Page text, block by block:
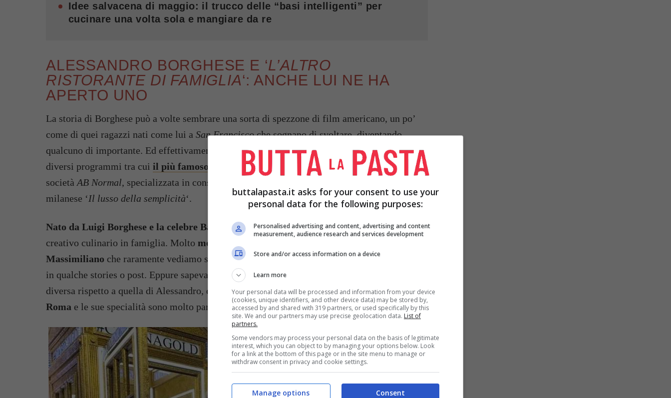
Idee salvacena di maggio: il trucco delle “basi intelligenti” per
cucinare una volta sola e mangiare da re
ALESSANDRO BORGHESE E ‘L’ALTRO
RISTORANTE DI FAMIGLIA‘: ANCHE LUI NE HA
APERTO UNO
La storia di Borghese può a volte sembrare una sorta di spezzone di film americano, un po’
come di quei ragazzi nati come lui a San Franciscoche sognano di svoltare, diventando
qualcuno di importante. Ed effettivamente lui di soddisfazioni ne ha avute, ha condotto
diversi programmi tra cui il più famoso Quattro Ristoranti
, ma è anche fondatore della
società AB Normal, specializzata in consulenze di ristorazione e proprietario del ristorante
milanese ‘Il lusso della semplicità‘.
Nato da Luigi Borghese e la celebre Barbara Bouchet, non è il solo ad avere l’estro
creativo culinario in famiglia. Molto meno conosciuto di lui è infatti l’altro fratello,
Massimiliano che raramente vediamo spuntare come un funghetto sul suo profilo Instagram
in qualche stories o post. Eppure sapevate che proprio Max ha una sua attività? Decisamente
diversa rispetto a quella di Alessandro, difattiè proprietario di una pizzeria nel cuore di
Roma e le sue specialità sono molto particolari.
buttalapasta.it asks for your consent to use your
personal data for the following purposes:
Personalised advertising and content, advertising and content
measurement, audience research and services development
Store and/or access information on a device
Learn more
Your personal data will be processed and information from your device
(cookies, unique identifiers, and other device data) may be stored by,
accessed by and shared with 319 partners, or used specifically by this
site. We and our partners may use precise geolocation data. List of
partners.
Some vendors may process your personal data on the basis of legitimate
interest, which you can object to by managing your options below. Look
for a link at the bottom of this page or in the site menu to manage or
withdraw consent in privacy and cookie settings.
Consent
Manage options